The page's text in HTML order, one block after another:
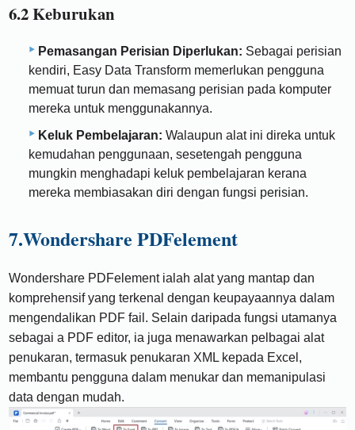
6.2 Keburukan
Pemasangan Perisian Diperlukan: Sebagai perisian
kendiri, Easy Data Transform memerlukan pengguna
memuat turun dan memasang perisian pada komputer
mereka untuk menggunakannya.
Keluk Pembelajaran: Walaupun alat ini direka untuk
kemudahan penggunaan, sesetengah pengguna
mungkin menghadapi keluk pembelajaran kerana
mereka membiasakan diri dengan fungsi perisian.
7.Wondershare PDFelement
Wondershare PDFelement ialah alat yang mantap dan
komprehensif yang terkenal dengan keupayaannya dalam
mengendalikan PDF fail. Selain daripada fungsi utamanya
sebagai a PDF editor, ia juga menawarkan pelbagai alat
penukaran, termasuk penukaran XML kepada Excel,
membantu pengguna dalam menukar dan memanipulasi
data dengan mudah.